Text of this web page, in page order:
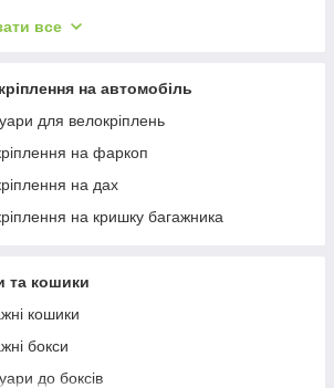
в штатне місце
на інтегровані рейлінги
на водості
все
на автомобіль
для велокріплень
на фаркоп
на дах
на кришку багажника
та кошики
кошики
бокси
до боксів